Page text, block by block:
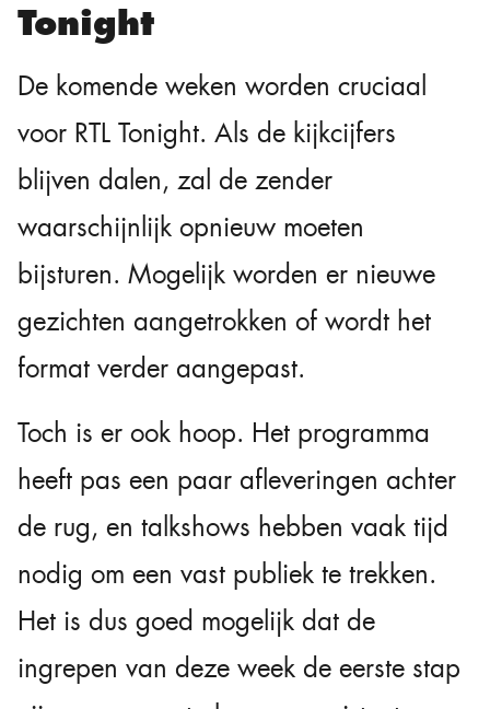
Tonight
De komende weken worden cruciaal
voor RTL Tonight. Als de kijkcijfers
blijven dalen, zal de zender
waarschijnlijk opnieuw moeten
bijsturen. Mogelijk worden er nieuwe
gezichten aangetrokken of wordt het
format verder aangepast.
Toch is er ook hoop. Het programma
heeft pas een paar afleveringen achter
de rug, en talkshows hebben vaak tijd
nodig om een vast publiek te trekken.
Het is dus goed mogelijk dat de
ingrepen van deze week de eerste stap